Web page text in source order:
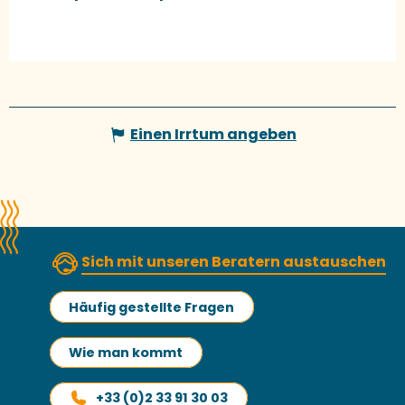
Einen Irrtum angeben
Sich mit unseren Beratern austauschen
Häufig gestellte Fragen
Wie man kommt
+33 (0)2 33 91 30 03